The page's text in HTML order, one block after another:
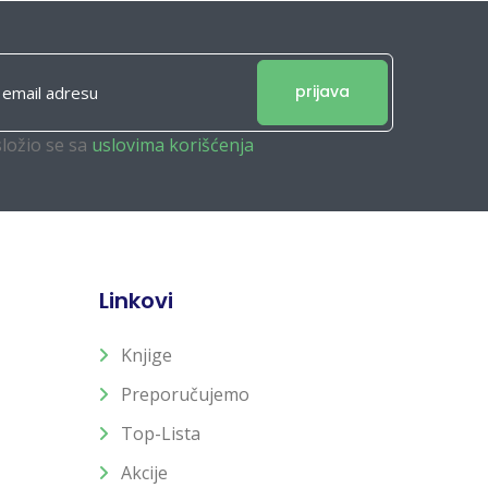
prijava
se sa uslovima korišćenja
Linkovi
Knjige
Preporučujemo
Top-Lista
Akcije